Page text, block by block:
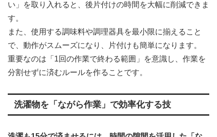
い」を取り入れると、後片付けの時間を大幅に削減できま
す。
また、使用する調味料や調理器具を最小限に揃えること
で、動作がスムーズになり、片付けも簡単になります。
重要なのは「1回の作業で終わる範囲」を意識し、作業を
分割せずに済むルールを作ることです。
洗濯物を「ながら作業」で効率化する技